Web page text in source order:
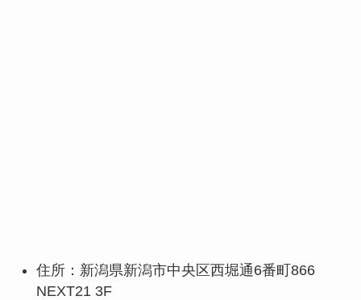
住所：新潟県新潟市中央区西堀通6番町866
NEXT21 3F